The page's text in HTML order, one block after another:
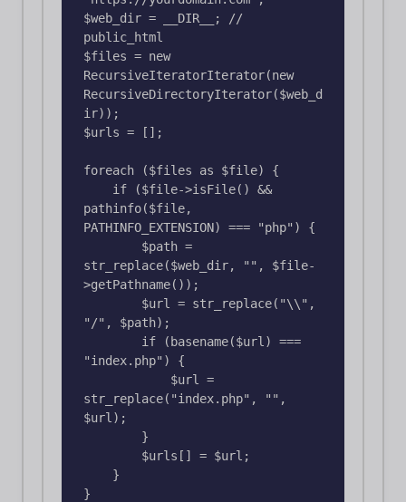
$web_dir = __DIR__; //
public_html
$files = new
RecursiveIteratorIterator(new
RecursiveDirectoryIterator($web_d
ir));
$urls = [];
foreach ($files as $file) {
pathinfo($file,
PATHINFO_EXTENSION) === "php") {
str_replace($web_dir, "", $file-
>getPathname());
"/", $path);
"index.php") {
str_replace("index.php", "",
$url);
}